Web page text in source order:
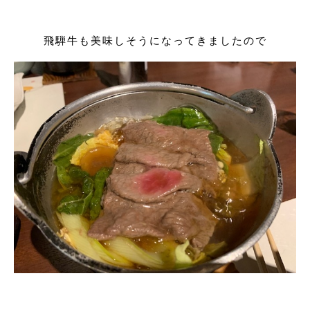
飛騨牛も美味しそうになってきましたので